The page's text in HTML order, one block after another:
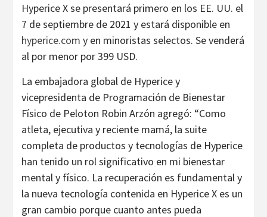
Hyperice X se presentará primero en los EE. UU. el
7 de septiembre de 2021 y estará disponible en
hyperice.com y en minoristas selectos. Se venderá
al por menor por 399 USD.
La embajadora global de Hyperice y
vicepresidenta de Programación de Bienestar
Físico de Peloton Robin Arzón agregó: “Como
atleta, ejecutiva y reciente mamá, la suite
completa de productos y tecnologías de Hyperice
han tenido un rol significativo en mi bienestar
mental y físico. La recuperación es fundamental y
la nueva tecnología contenida en Hyperice X es un
gran cambio porque cuanto antes pueda